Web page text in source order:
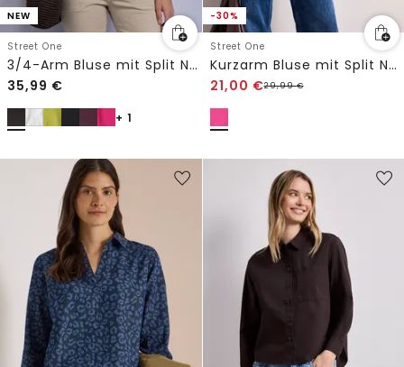
NEW
Street One
3/4-Arm Bluse mit Split Neck
35,99 €
+ 1
-30%
Street One
Kurzarm Bluse mit Split Neck in Unifarbe
21,00 €29,99€